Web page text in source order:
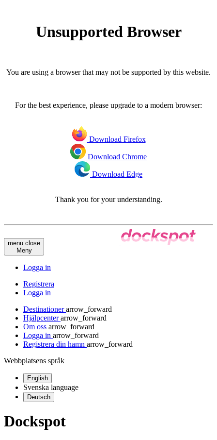
Unsupported Browser
You are using a browser that may not be supported by this website.
For the best experience, please upgrade to a modern browser:
Download Firefox
Download Chrome
Download Edge
Thank you for your understanding.
menu close
Meny
Logga in
Registrera
Logga in
Destinationerarrow_forward
Hjälpcenterarrow_forward
Om oss arrow_forward
Logga in arrow_forward
Registrera din hamn arrow_forward
Webbplatsens språk
English
Svenska language
Deutsch
Dockspot